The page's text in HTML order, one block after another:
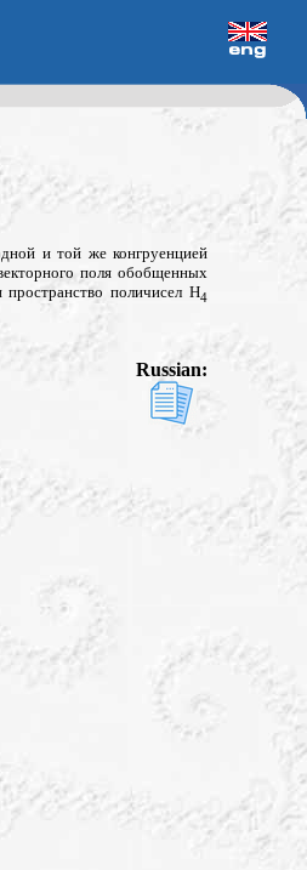
и той же конгруенцией
поля обобщенных
поличисел H4
Russian: